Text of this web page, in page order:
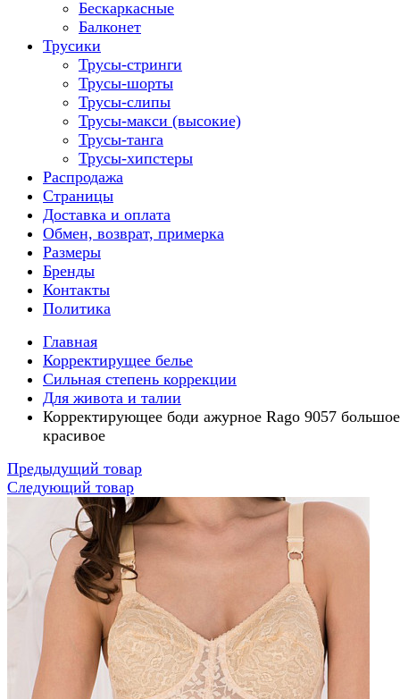
Бескаркасные
Балконет
Трусики
Трусы-стринги
Трусы-шорты
Трусы-слипы
Трусы-макси (высокие)
Трусы-танга
Трусы-хипстеры
Распродажа
Страницы
Доставка и оплата
Обмен, возврат, примерка
Размеры
Бренды
Контакты
Политика
Главная
Корректирущее белье
Сильная степень коррекции
Для живота и талии
Корректирующее боди ажурное Rago 9057 большое
красивое
Предыдущий товар
Следующий товар